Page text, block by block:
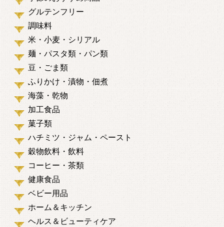
グルテンフリー
調味料
米・小麦・シリアル
麺・パスタ類・パン類
豆・ごま類
ふりかけ・漬物・佃煮
海藻・乾物
加工食品
菓子類
ハチミツ・ジャム・ペースト
穀物飲料・飲料
コーヒー・茶類
健康食品
ベビー用品
ホーム＆キッチン
ヘルス＆ビューティケア